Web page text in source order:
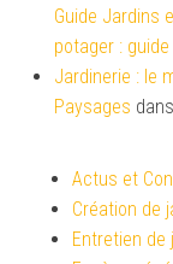
Guide Jardins
potager :
Jardinerie : le
Paysages dans
Actus et
Création de
Entretien de